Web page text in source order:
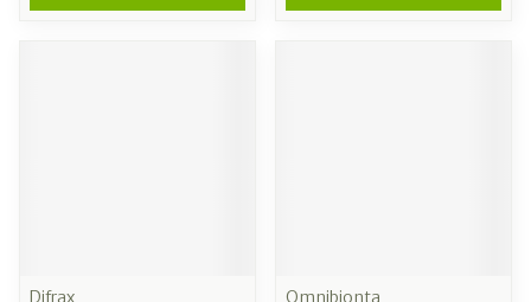
Difrax Omnibionta